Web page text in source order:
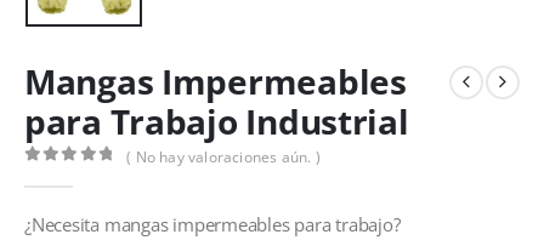
Mangas Impermeables
para Trabajo Industrial
( No hay valoraciones aún. )
¿Necesita mangas impermeables para trabajo?